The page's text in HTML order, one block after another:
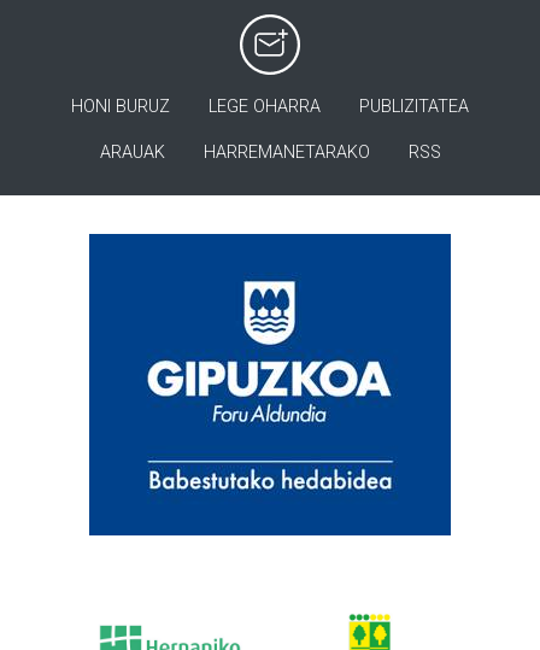
HONI BURUZ LEGE OHARRA PUBLIZITATEA
ARAUAK HARREMANETARAKO RSS